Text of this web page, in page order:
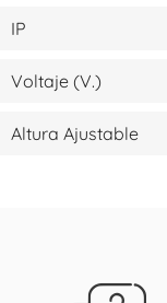
IP
Voltaje (V.)
Altura Ajustable